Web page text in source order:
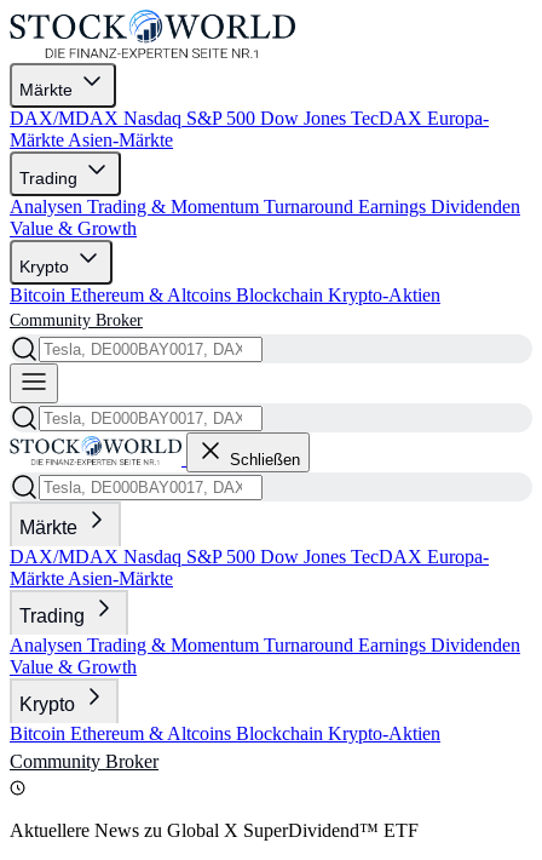
Märkte
DAX/MDAX Nasdaq S&P 500 Dow Jones TecDAX Europa-
Märkte Asien-Märkte
Trading
Analysen Trading & Momentum Turnaround Earnings Dividenden
Value & Growth
Krypto
Bitcoin Ethereum & Altcoins Blockchain Krypto-Aktien
Community Broker
Schließen
Märkte
DAX/MDAX Nasdaq S&P 500 Dow Jones TecDAX Europa-
Märkte Asien-Märkte
Trading
Analysen Trading & Momentum Turnaround Earnings Dividenden
Value & Growth
Krypto
Bitcoin Ethereum & Altcoins Blockchain Krypto-Aktien
Community Broker
Aktuellere News zu Global X SuperDividend™ ETF